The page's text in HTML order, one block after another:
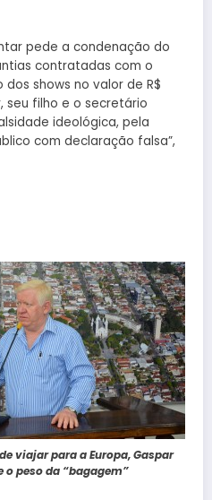
pede a condenação do
contratadas com o
shows no valor de R$
seu filho e o secretário
ideológica, pela
com declaração falsa”,
viajar para a Europa, Gaspar
o peso da “bagagem”